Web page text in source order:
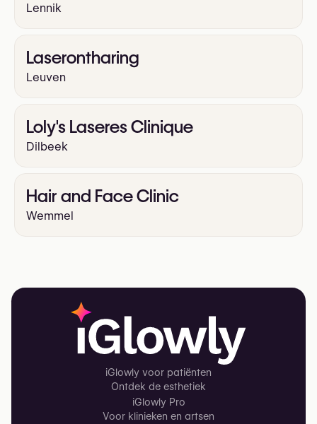
Lennik
Laserontharing
Leuven
Loly's Laseres Clinique
Dilbeek
Hair and Face Clinic
Wemmel
iGlowly voor patiënten
Ontdek de esthetiek
iGlowly Pro
Voor klinieken en artsen